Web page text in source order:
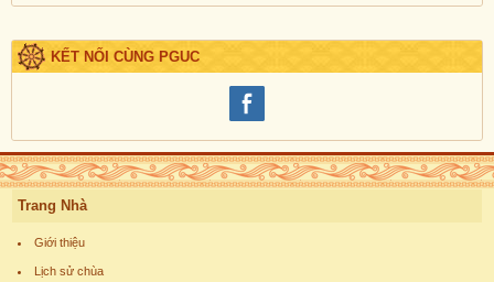
KẾT NỐI CÙNG PGUC
Trang Nhà
Giới thiệu
Lịch sử chùa